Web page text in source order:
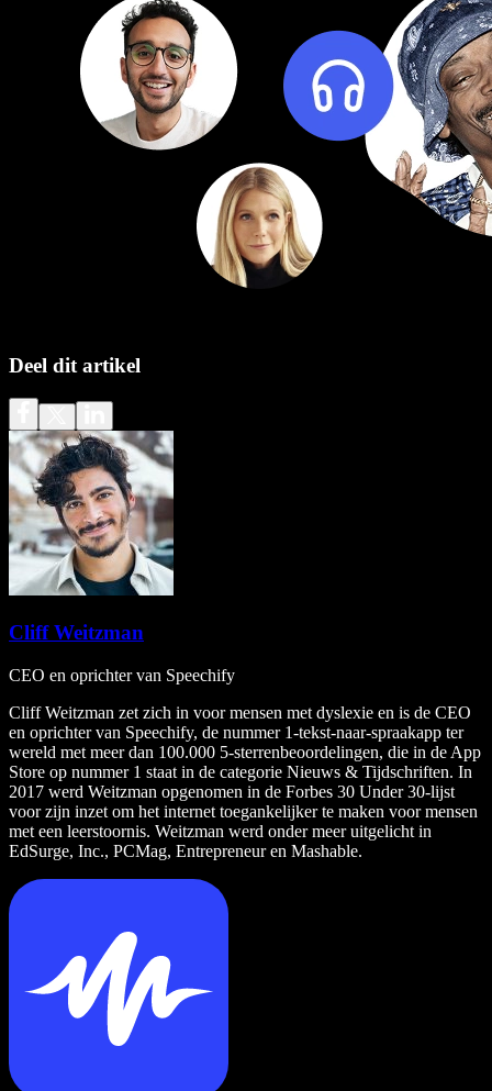
Deel dit artikel
Cliff Weitzman
CEO en oprichter van Speechify
Cliff Weitzman zet zich in voor mensen met dyslexie en is de CEO
en oprichter van Speechify, de nummer 1-tekst-naar-spraakapp ter
wereld met meer dan 100.000 5-sterrenbeoordelingen, die in de App
Store op nummer 1 staat in de categorie Nieuws & Tijdschriften. In
2017 werd Weitzman opgenomen in de Forbes 30 Under 30-lijst
voor zijn inzet om het internet toegankelijker te maken voor mensen
met een leerstoornis. Weitzman werd onder meer uitgelicht in
EdSurge, Inc., PCMag, Entrepreneur en Mashable.